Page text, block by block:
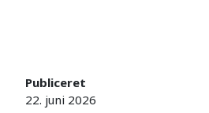
Publiceret
22. juni 2026